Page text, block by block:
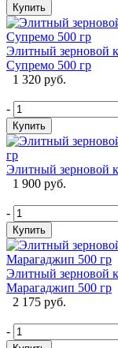
Купить
Элитный зерновой
Супремо 500 гр
1 320 руб.
-
Купить
Элитный зерновой
1 900 руб.
-
Купить
Элитный зерновой
Марагаджип 500 гр
2 175 руб.
-